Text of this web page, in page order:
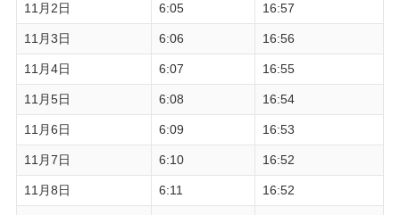
11月2日 6:05 16:57
11月3日 6:06 16:56
11月4日 6:07 16:55
11月5日 6:08 16:54
11月6日 6:09 16:53
11月7日 6:10 16:52
11月8日 6:11 16:52